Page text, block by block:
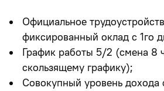
Официальное
фиксированный оклад с 1го
График работы 5/2 (смена 8
скользящему графику);
Совокупный уровень